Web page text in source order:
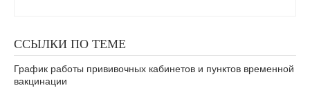
ССЫЛКИ ПО ТЕМЕ
График работы прививочных кабинетов и пунктов временной
вакцинации